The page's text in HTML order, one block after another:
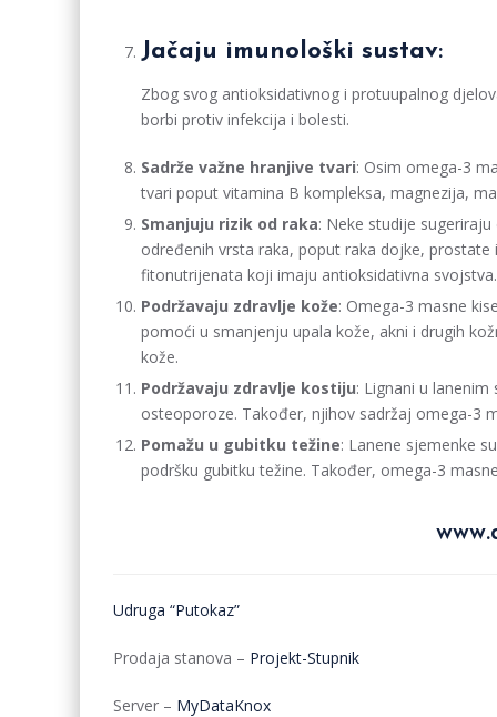
Jačaju imunološki sustav:
Zbog svog antioksidativnog i protuupalnog
borbi protiv infekcija i bolesti.
Sadrže važne hranjive tvari: Osim omega-3
tvari poput vitamina B kompleksa, magnezija,
Smanjuju rizik od raka: Neke studije
određenih vrsta raka, poput raka dojke,
fitonutrijenata koji imaju antioksidativna svojstva.
Podržavaju zdravlje kože: Omega-3 masne
pomoći u smanjenju upala kože, akni i drugih
kože.
Podržavaju zdravlje kostiju: Lignani u
osteoporoze. Također, njihov sadržaj omega-3
Pomažu u gubitku težine: Lanene sjemenke
podršku gubitku težine. Također, omega-3
Udruga “Putokaz”
Prodaja stanova – Projekt-Stupnik
Server – MyDataKnox